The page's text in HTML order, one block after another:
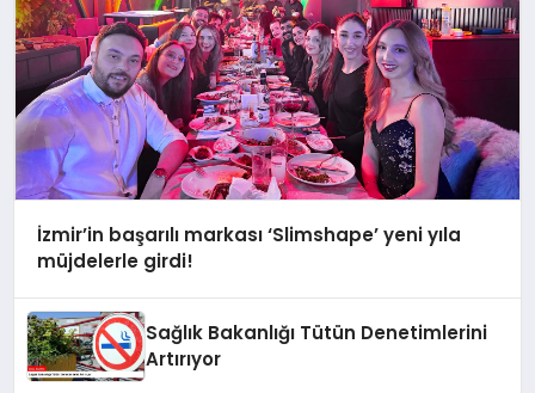
İzmir’in başarılı markası ‘Slimshape’ yeni yıla
müjdelerle girdi!
Sağlık Bakanlığı Tütün Denetimlerini
Artırıyor